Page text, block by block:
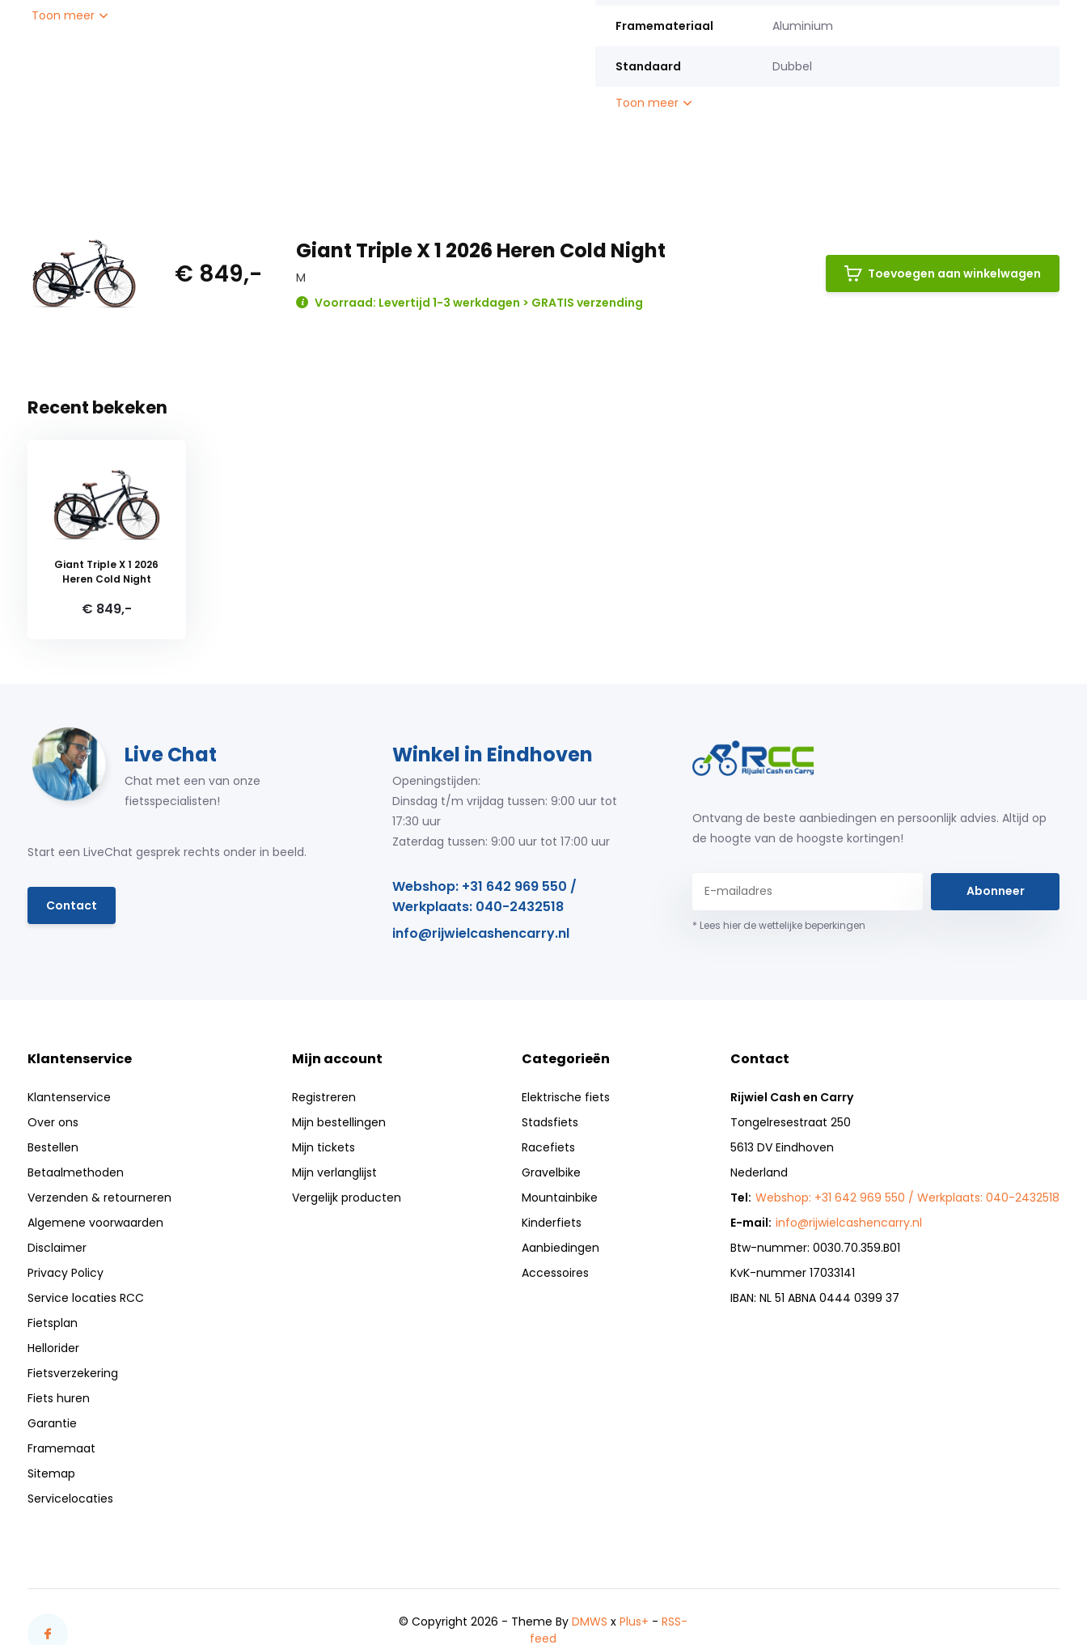
¬†
Toon meer
Framemateriaal Aluminium
Standaard Dubbel
Toon meer
€ 849,-
Giant Triple X 1 2026 Heren Cold Night
M
Voorraad: Levertijd 1-3 werkdagen > GRATIS verzending
Toevoegen aan winkelwagen
Recent bekeken
Giant Triple X 1 2026
Heren Cold Night
€ 849,-
Live Chat
Chat met een van onze
fietsspecialisten!
Start een LiveChat gesprek rechts onder in beeld.
Contact
Winkel in Eindhoven
Openingstijden:
Dinsdag t/m vrijdag tussen: 9:00 uur tot
17:30 uur
Zaterdag tussen: 9:00 uur tot 17:00 uur
Webshop: +31 642 969 550 /
Werkplaats: 040-2432518
info@rijwielcashencarry.nl
Ontvang de beste aanbiedingen en persoonlijk advies. Altijd op
de hoogte van de hoogste kortingen!
Abonneer
* Lees hier de wettelijke beperkingen
Klantenservice
Klantenservice
Over ons
Bestellen
Betaalmethoden
Verzenden & retourneren
Algemene voorwaarden
Disclaimer
Privacy Policy
Service locaties RCC
Fietsplan
Hellorider
Fietsverzekering
Fiets huren
Garantie
Framemaat
Sitemap
Servicelocaties
Mijn account
Registreren
Mijn bestellingen
Mijn tickets
Mijn verlanglijst
Vergelijk producten
Categorieën
Elektrische fiets
Stadsfiets
Racefiets
Gravelbike
Mountainbike
Kinderfiets
Aanbiedingen
Accessoires
Contact
Rijwiel Cash en Carry
Tongelresestraat 250
5613 DV Eindhoven
Nederland
Tel: Webshop: +31 642 969 550 / Werkplaats: 040-2432518
E-mail: info@rijwielcashencarry.nl
Btw-nummer: 0030.70.359.B01
KvK-nummer 17033141
IBAN: NL 51 ABNA 0444 0399 37
© Copyright 2026 - Theme ByDMWS xPlus+ -RSS-
feed